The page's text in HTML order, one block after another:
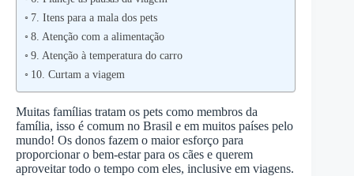
7. Itens para a mala dos pets
8. Atenção com a alimentação
9. Atenção à temperatura do carro
10. Curtam a viagem
Muitas famílias tratam os pets como membros da
família, isso é comum no Brasil e em muitos países pelo
mundo! Os donos fazem o maior esforço para
proporcionar o bem-estar para os cães e querem
aproveitar todo o tempo com eles, inclusive em viagens.